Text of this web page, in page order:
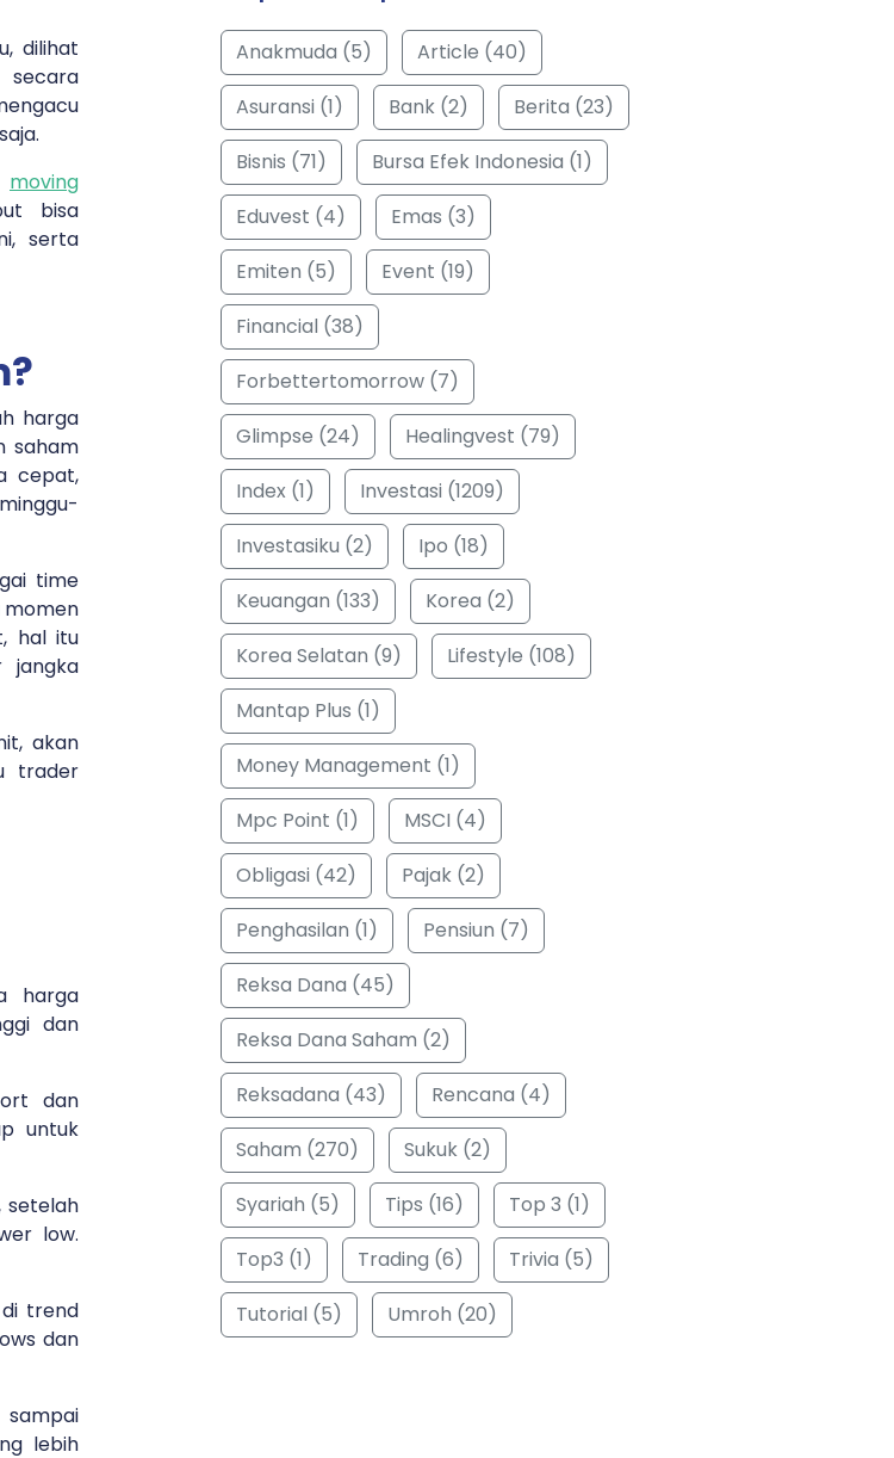
dilihat
moving
bisa
serta
harga
saham
cepat,
time
momen
hal itu
jangka
akan
trader
harga
dan
dan
untuk
setelah
low.
trend
dan
lebih
Anakmuda (5)
Article (40)
Asuransi (1)
Bank (2)
Berita (23)
Bisnis (71)
Bursa Efek Indonesia (1)
Eduvest (4)
Emas (3)
Emiten (5)
Event (19)
Financial (38)
Forbettertomorrow (7)
Glimpse (24)
Healingvest (79)
Index (1)
Investasi (1209)
Investasiku (2)
Ipo (18)
Keuangan (133)
Korea (2)
Korea Selatan (9)
Lifestyle (108)
Mantap Plus (1)
Money Management (1)
Mpc Point (1)
MSCI (4)
Obligasi (42)
Pajak (2)
Penghasilan (1)
Pensiun (7)
Reksa Dana (45)
Reksa Dana Saham (2)
Reksadana (43)
Rencana (4)
Saham (270)
Sukuk (2)
Syariah (5)
Tips (16)
Top 3 (1)
Top3 (1)
Trading (6)
Trivia (5)
Tutorial (5)
Umroh (20)